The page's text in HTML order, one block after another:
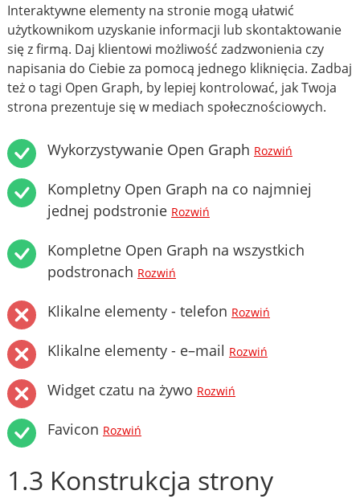
Interaktywne elementy na stronie mogą ułatwić
użytkownikom uzyskanie informacji lub skontaktowanie
się z firmą. Daj klientowi możliwość zadzwonienia czy
napisania do Ciebie za pomocą jednego kliknięcia. Zadbaj
też o tagi Open Graph, by lepiej kontrolować, jak Twoja
strona prezentuje się w mediach społecznościowych.
Wykorzystywanie Open Graph Rozwiń
Kompletny Open Graph na co najmniej
jednej podstronie Rozwiń
Kompletne Open Graph na wszystkich
podstronach Rozwiń
Klikalne elementy - telefon Rozwiń
Klikalne elementy - e–mail Rozwiń
Widget czatu na żywo Rozwiń
Favicon Rozwiń
1.3 Konstrukcja strony